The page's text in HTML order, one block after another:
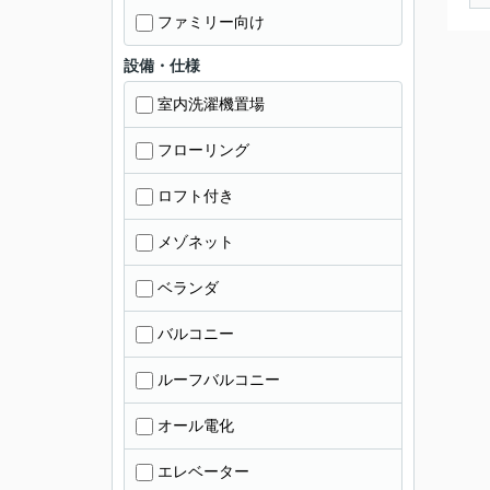
ファミリー向け
設備・仕様
室内洗濯機置場
フローリング
ロフト付き
メゾネット
ベランダ
バルコニー
ルーフバルコニー
オール電化
エレベーター